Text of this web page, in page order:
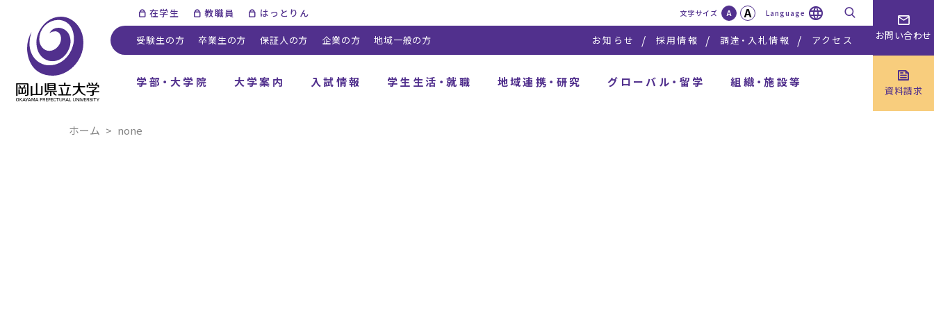
お問い合わせ
資料請求
学部・大学院 大学案内 入試情報 学生生活・就職 地域連携・研究 グローバル・留学 組織・施設等
お知らせ 採用情報 調達・入札情報 アクセス
受験生の方 卒業生の方 保証人の方 企業の方 地域一般の方
文字サイズ A A Language
在学生 教職員 はっとりん
ホーム none